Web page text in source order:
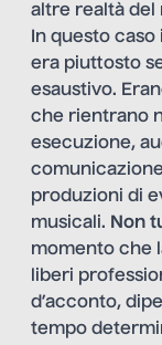
altre realtà del
In questo caso
era piuttosto
esaustivo.
che rientrano
esecuzione,
produzioni di
musicali. Non
momento che
liberi
d’acconto,
tempo